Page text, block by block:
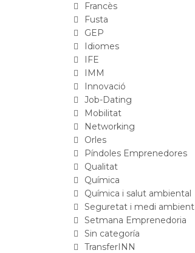
Francès
Fusta
GEP
Idiomes
IFE
IMM
Innovació
Job-Dating
Mobilitat
Networking
Orles
Píndoles Emprenedores
Qualitat
Química
Química i salut ambiental
Seguretat i medi ambient
Setmana Emprenedoria
Sin categoría
TransferINN